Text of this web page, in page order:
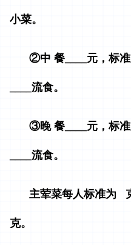
小菜。
②中 餐____元，标准
____流食。
③晚 餐____元，标准
____流食。
主荤菜每人标准为
克。